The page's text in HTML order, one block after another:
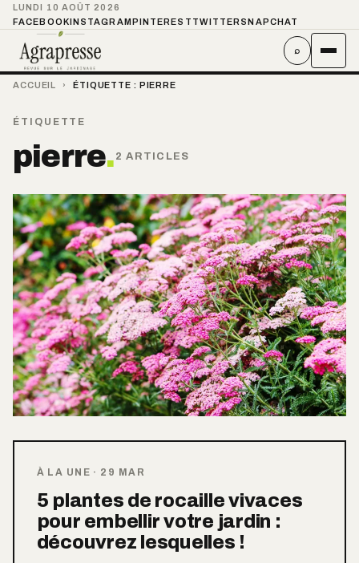
LUNDI 10 AOÛT 2026
FACEBOOKINSTAGRAMPINTEREST TWITTER SNAPCHAT
⌕
ACCUEIL › ÉTIQUETTE : PIERRE
ÉTIQUETTE
pierre. 2 ARTICLES
À LA UNE · 29 MAR
5 plantes de rocaille vivaces
pour embellir votre jardin :
découvrez lesquelles !